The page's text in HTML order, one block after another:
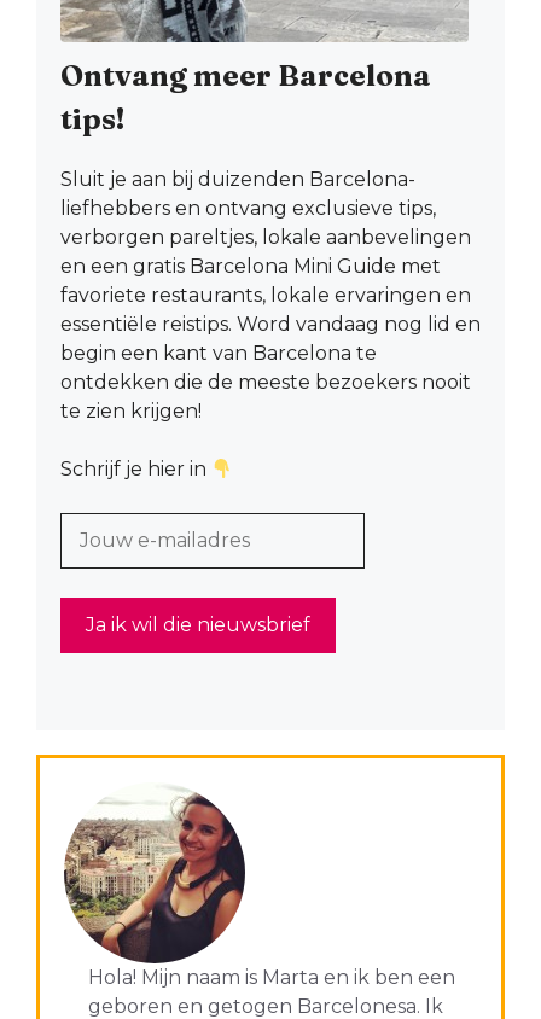
Ontvang meer Barcelona
tips!
Sluit je aan bij duizenden Barcelona-
liefhebbers en ontvang exclusieve tips,
verborgen pareltjes, lokale aanbevelingen
en een gratis Barcelona Mini Guide met
favoriete restaurants, lokale ervaringen en
essentiële reistips. Word vandaag nog lid en
begin een kant van Barcelona te
ontdekken die de meeste bezoekers nooit
te zien krijgen!
Schrijf je hier in
Hola! Mijn naam is Marta en ik ben een
geboren en getogen Barcelonesa. Ik